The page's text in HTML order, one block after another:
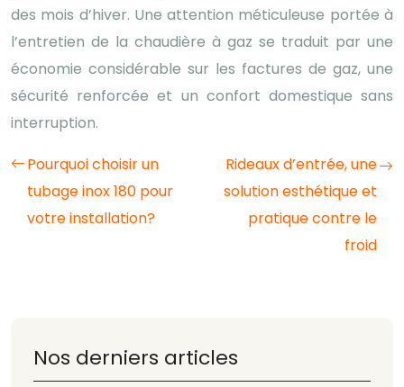
des mois d’hiver. Une attention méticuleuse portée à
l’entretien de la chaudière à gaz se traduit par une
économie considérable sur les factures de gaz, une
sécurité renforcée et un confort domestique sans
interruption.
Pourquoi choisir un
tubage inox 180 pour
votre installation?
Rideaux d’entrée, une
solution esthétique et
pratique contre le
froid
Nos derniers articles